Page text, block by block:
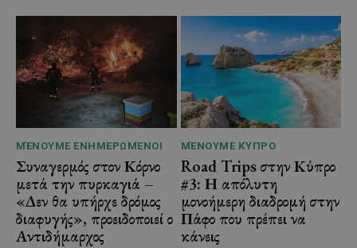
ΜΈΝΟΥΜΕ ΕΝΗΜΕΡΩΜΈΝΟΙ
Συναγερμός στον Κόρνο
μετά την πυρκαγιά –
«Δεν θα υπήρχε δρόμος
διαφυγής», προειδοποιεί ο
Αντιδήμαρχος
ΜΈΝΟΥΜΕ ΚΎΠΡΟ
Road Trips στην Κύπρο
#3: Η απόλυτη
μονοήμερη διαδρομή στην
Πάφο που πρέπει να
κάνεις